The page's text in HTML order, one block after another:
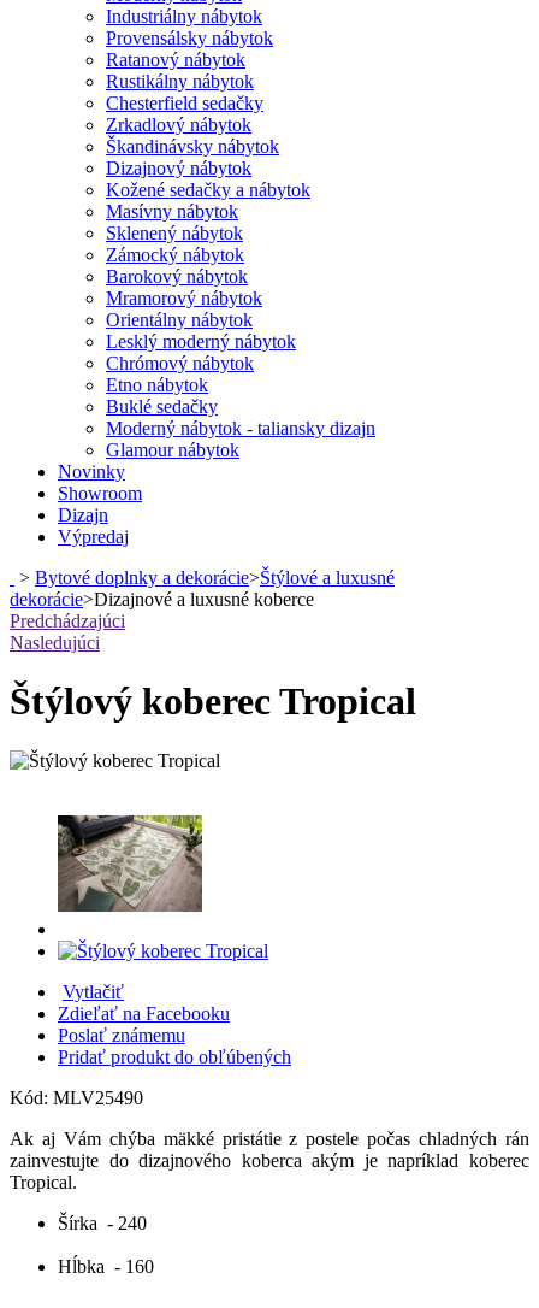
Industriálny nábytok
Provensálsky nábytok
Ratanový nábytok
Rustikálny nábytok
Chesterfield sedačky
Zrkadlový nábytok
Škandinávsky nábytok
Dizajnový nábytok
Kožené sedačky a nábytok
Masívny nábytok
Sklenený nábytok
Zámocký nábytok
Barokový nábytok
Mramorový nábytok
Orientálny nábytok
Lesklý moderný nábytok
Chrómový nábytok
Etno nábytok
Buklé sedačky
Moderný nábytok - taliansky dizajn
Glamour nábytok
Novinky
Showroom
Dizajn
Výpredaj
> Bytové doplnky a dekorácie>Štýlové a luxusné
dekorácie>Dizajnové a luxusné koberce
Predchádzajúci
Nasledujúci
Štýlový koberec Tropical
Vytlačiť
Zdieľať na Facebooku
Poslať známemu
Pridať produkt do obľúbených
Kód: MLV25490
Ak aj Vám chýba mäkké pristátie z postele počas chladných rán
zainvestujte do dizajnového koberca akým je napríklad koberec
Tropical.
Šírka - 240
Hĺbka - 160